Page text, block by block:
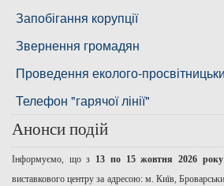
Запобігання корупції
Звернення громадян
Проведення еколого-
Телефон "гарячої лінії"
Анонси подій
Інформуємо, що з 13 по 15 жовтня 2026 року
виставкового центру за адресою: м. Київ,